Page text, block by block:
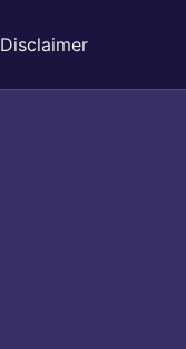
Disclaimer